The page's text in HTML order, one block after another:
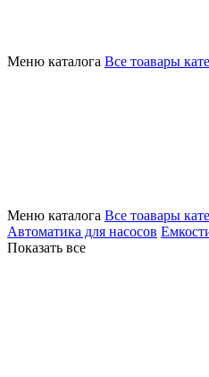
Меню каталога Все тоавары
Меню каталога Все тоавары
Автоматика для насосов
Показать все